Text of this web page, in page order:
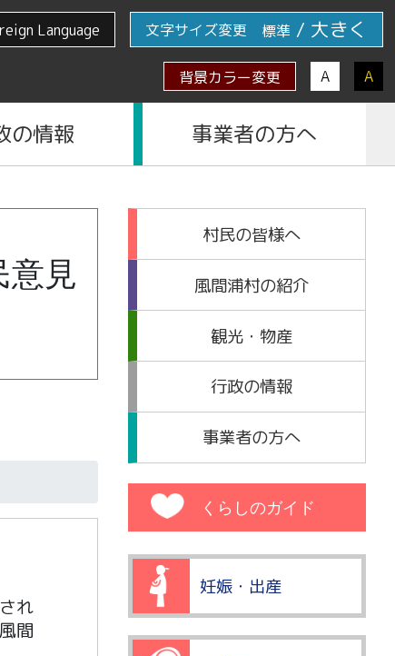
Language 文字サイズ変更 標準 / 大きく
背景カラー変更 A A
の情報 事業者の方へ
意見
れ
間
村民の皆様へ
風間浦村の紹介
観光・物産
行政の情報
事業者の方へ
くらしのガイド
妊娠・出産